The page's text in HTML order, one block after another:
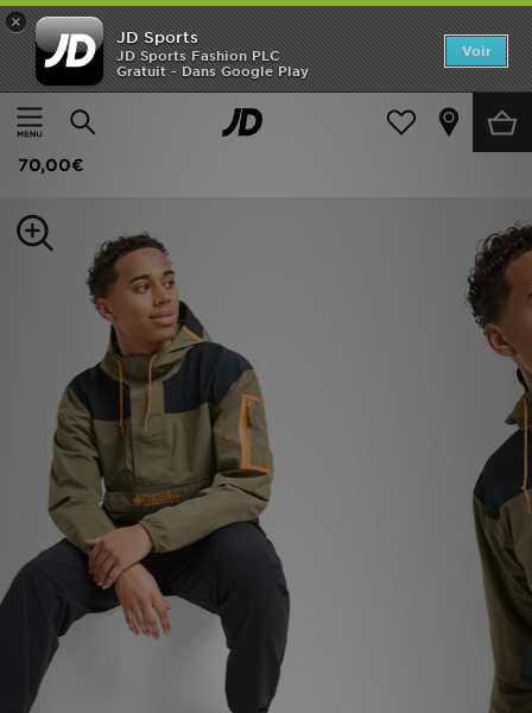
×
JD Sports
JD Sports Fashion PLC
Gratuit - Dans Google Play
Voir
Accueil
Homme Vêtements Homme Vestes et Blousons
Columbia Veste coupe-vent zippée Challenger
70,00€
Accueil
Nouveautés
Enfant
Collections
Marques
Football
Sports
PROMOS
Suivre Ma Commande
Service client